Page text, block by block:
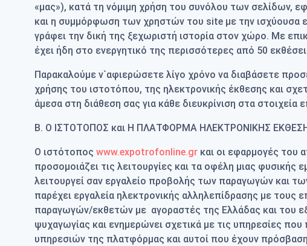
«μας»), κατά τη νόμιμη χρήση του συνόλου των σελίδων,
και η συμμόρφωση των χρηστών του site με την ισχύουσα
γράφει την δική της ξεχωριστή ιστορία στον χώρο. Με
έχει ήδη στο ενεργητικό της περισσότερες από 50
Παρακαλούμε ν`αφιερώσετε λίγο χρόνο να διαβάσετε
χρήσης του ιστοτόπου, της ηλεκτρονικής έκθεσης και
άμεσα στη διάθεση σας για κάθε διευκρίνιση στα
Β. Ο ΙΣΤΟΤΟΠΟΣ και Η ΠΛΑΤΦΟΡΜΑ ΗΛΕΚΤΡΟΝΙΚΗΣ
Ο ιστότοπος www.expotrofonline.gr και οι εφαρμογές του
προσομοιάζει τις λειτουργίες και τα οφέλη μιας
λειτουργεί σαν εργαλείο προβολής των παραγωγών και
παρέχει εργαλεία ηλεκτρονικής αλληλεπίδρασης με τους
παραγωγών/εκθετών με αγοραστές της Ελλάδας και του
ψυχαγωγίας και ενημερώνει σχετικά με τις υπηρεσίες
υπηρεσιών της πλατφόρμας και αυτοί που έχουν πρόσβαση